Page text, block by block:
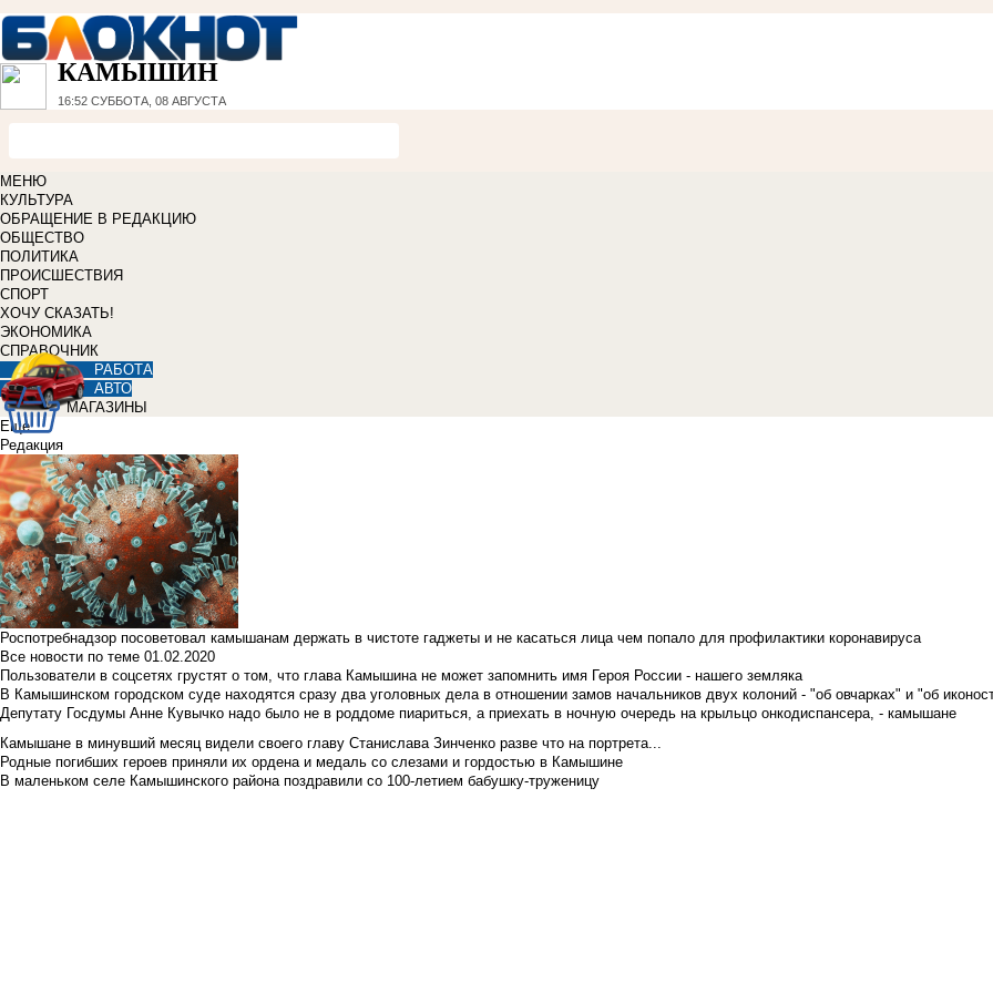
КАМЫШИН
16:52 СУББОТА, 08 АВГУСТА
МЕНЮ
КУЛЬТУРА
ОБРАЩЕНИЕ В РЕДАКЦИЮ
ОБЩЕСТВО
ПОЛИТИКА
ПРОИСШЕСТВИЯ
СПОРТ
ХОЧУ СКАЗАТЬ!
ЭКОНОМИКА
СПРАВОЧНИК
РАБОТА
АВТО
МАГАЗИНЫ
Еще
Редакция
Роспотребнадзор посоветовал камышанам держать в чистоте гаджеты и не касаться лица чем попало для профилактики коронавируса
Все новости по теме 01.02.2020
Пользователи в соцсетях грустят о том, что глава Камышина не может запомнить имя Героя России - нашего земляка
В Камышинском городском суде находятся сразу два уголовных дела в отношении замов начальников двух колоний - "об овчарках" и "об
Депутату Госдумы Анне Кувычко надо было не в роддоме пиариться, а приехать в ночную очередь на крыльцо онкодиспансера, - камышане
Камышане в минувший месяц видели своего главу Станислава Зинченко разве что на портрета...
Родные погибших героев приняли их ордена и медаль со слезами и гордостью в Камышине
В маленьком селе Камышинского района поздравили со 100-летием бабушку-труженицу